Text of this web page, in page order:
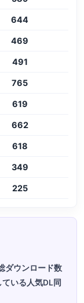
644
469
491
765
619
662
618
349
225
ダウンロード数
いる人気DL同